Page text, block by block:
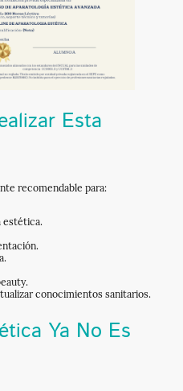
Esta
recomendable para:
estética.
conocimientos sanitarios.
Ya No Es